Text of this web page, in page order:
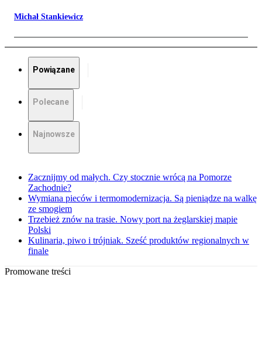
Michał Stankiewicz
Powiązane
Polecane
Najnowsze
Zacznijmy od małych. Czy stocznie wrócą na Pomorze
Zachodnie?
Wymiana pieców i termomodernizacja. Są pieniądze na walkę
ze smogiem
Trzebież znów na trasie. Nowy port na żeglarskiej mapie
Polski
Kulinaria, piwo i trójniak. Sześć produktów regionalnych w
finale
Promowane treści